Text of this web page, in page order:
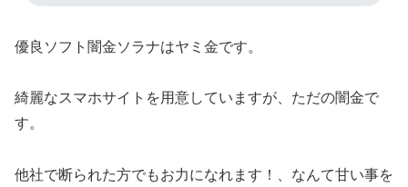
優良ソフト闇金ソラナ はヤミ金です。
綺麗なスマホサイトを用意していますが、ただの闇金で
す。
他社で断られた方でもお力になれます！、なんて甘い事を